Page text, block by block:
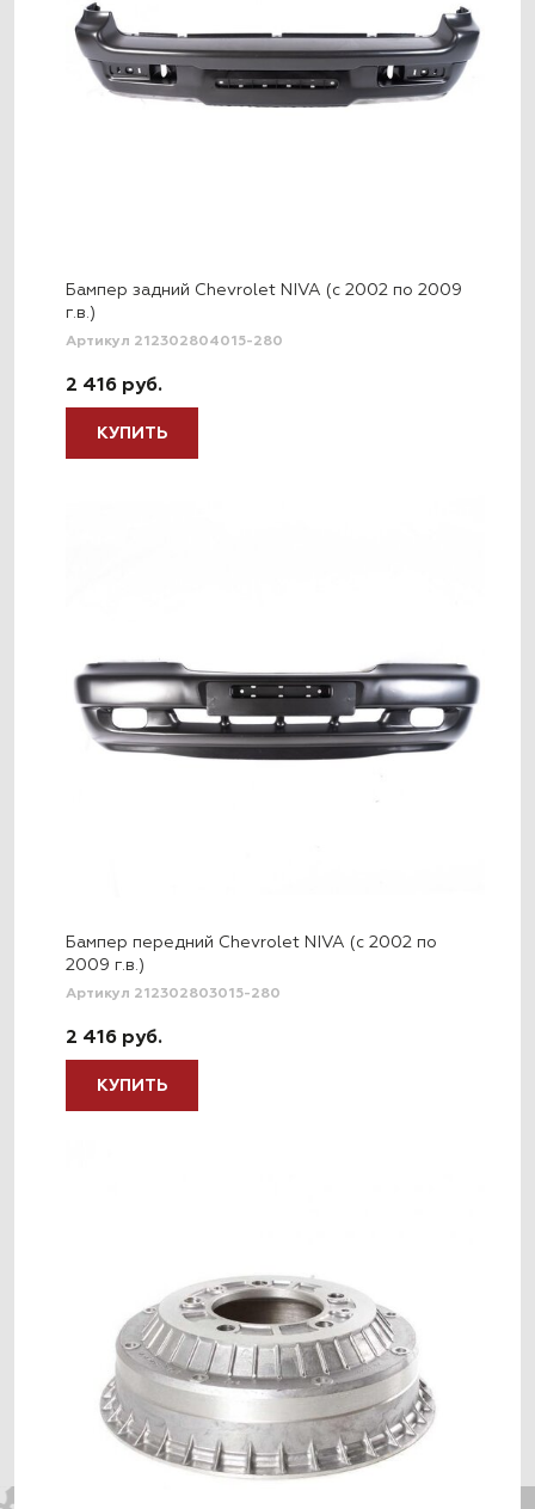
Бампер задний Chevrolet NIVA (с 2002 по 2009
г.в.)
Артикул 212302804015-280
2 416 руб.
КУПИТЬ
Бампер передний Chevrolet NIVA (с 2002 по
2009 г.в.)
Артикул 212302803015-280
2 416 руб.
КУПИТЬ